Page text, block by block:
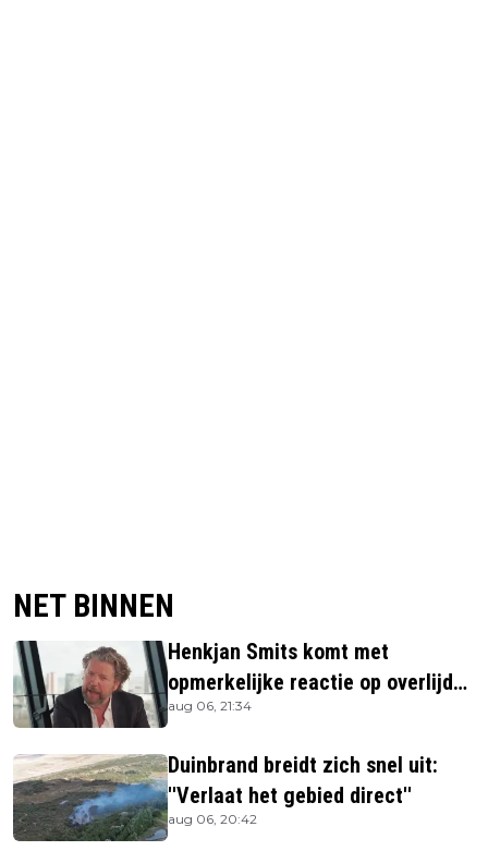
NET BINNEN
Henkjan Smits komt met
opmerkelijke reactie op overlijden
Jerney Kaagman
aug 06, 21:34
Duinbrand breidt zich snel uit:
''Verlaat het gebied direct''
aug 06, 20:42